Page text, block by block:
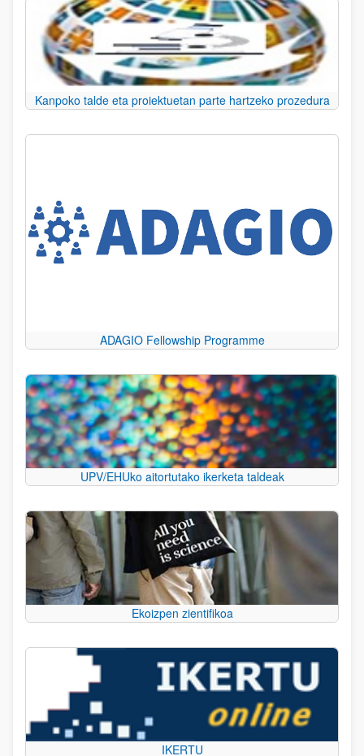
Kanpoko talde eta proiektuetan parte hartzeko prozedura
ADAGIO Fellowship Programme
UPV/EHUko aitortutako ikerketa taldeak
Ekoizpen zientifikoa
IKERTU